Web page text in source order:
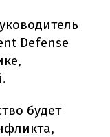
Defense
будет